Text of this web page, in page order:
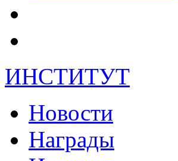
ИНСТИТУТ
Новости
Награды